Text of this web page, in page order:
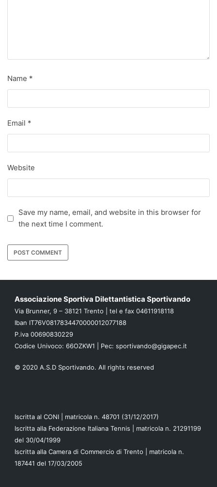
Name *
Email *
Website
Save my name, email, and website in this browser for
the next time I comment.
Associazione Sportiva Dilettantistica Sportivando
Via Brunner, 9 – 38121 Trento | tel e fax 04611918118
Iban IT76V0817834470000012077188
P.iva 00690830229
Codice Univoco: 66OZKW1 | Pec: sportivando@gigapec.it
© 2020 A.S.D Sportivando. All rights reserved
Iscritta al CONI | matricola n. 48701 (31/12/2017)
Iscritta alla Federazione Italiana Tennis | matricola n. 21291199
del 30/04/1999
Iscritta alla Camera di Commercio di Trento | matricola n.
187441 del 17/03/2005